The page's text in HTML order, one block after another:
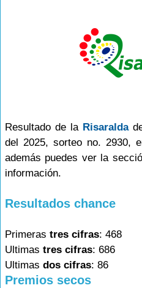
Resultado de la Risaralda
del 2025, sorteo no. 2930,
además puedes ver la
información.
Resultados chance
Primeras tres cifras: 468
Ultimas tres cifras: 686
Ultimas dos cifras: 86
Premios secos